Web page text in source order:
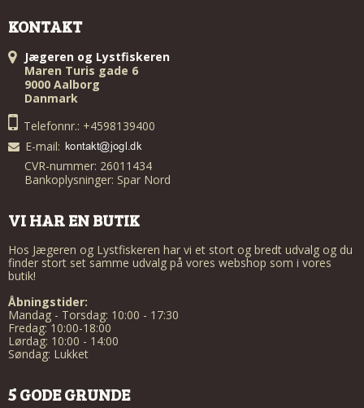
KONTAKT
Jægeren og Lystfiskeren
Maren Turis gade 6
9000 Aalborg
Danmark
Telefonnr.: +4598139400
E-mail:
CVR-nummer: 26011434
Bankoplysninger: Spar Nord
VI HAR EN BUTIK
Hos Jægeren og Lystfiskeren har vi et stort og bredt udvalg og du
finder stort set samme udvalg på vores webshop som i vores
butik!
Åbningstider:
Mandag - Torsdag: 10:00 - 17:30
Fredag: 10:00-18:00
Lørdag: 10:00 - 14:00
Søndag: Lukket
5 GODE GRUNDE